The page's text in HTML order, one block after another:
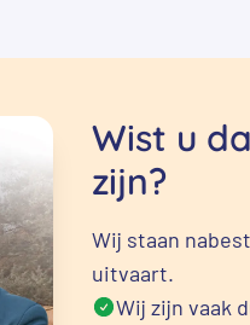
Wist u
zijn?
Wij staan
uitvaart.
Wij zijn vaak